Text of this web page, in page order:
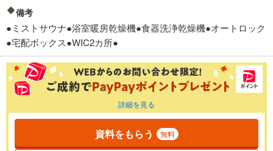
備考
●ミストサウナ●浴室暖房乾燥機●食器洗浄乾燥機●オートロック
●宅配ボックス●WIC2カ所●
詳細を見る
資料をもらう 無料